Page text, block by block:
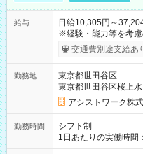
給与
日給10,305円～
※経験・能力等を考慮の
間】試用期間なし
交通費別途支給あ
勤務地
東京都世田谷区
東京都世田谷区桜上水
アシストワーク株
勤務時間
シフト制
1日あたりの実働時間
勤務 勤務：月・水・金 休み